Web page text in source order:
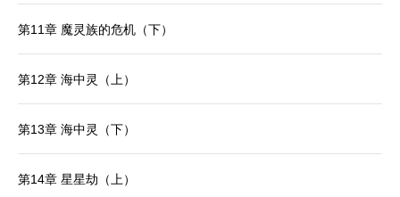
第11章 魔灵族的危机（下）
第12章 海中灵（上）
第13章 海中灵（下）
第14章 星星劫（上）